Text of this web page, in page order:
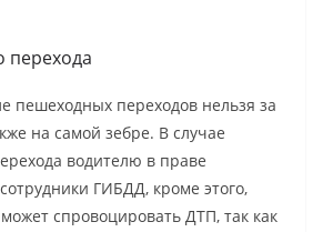
перехода
пешеходных переходов нельзя за
на самой зебре. В случае
водителю в праве
ГИБДД, кроме этого,
спровоцировать ДТП, так как